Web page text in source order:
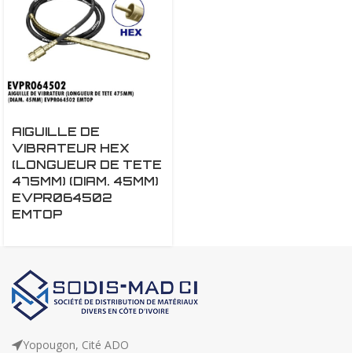
AIGUILLE DE
VIBRATEUR HEX
(LONGUEUR DE TETE
475MM) (DIAM. 45MM)
EVPR064502
EMTOP
Yopougon, Cité ADO